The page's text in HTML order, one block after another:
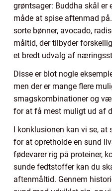
grøntsager: Buddha skål
måde at spise aftenmad
sorte bønner, avocado,
måltid, der tilbyder
et bredt udvalg af
Disse er blot nogle
men der er mange flere
smagskombinationer og
for at få mest muligt ud af
I konklusionen kan vi se,
for at opretholde en sund
fødevarer rig på proteiner,
sunde fedtstoffer kan du
aftenmåltid. Gennem